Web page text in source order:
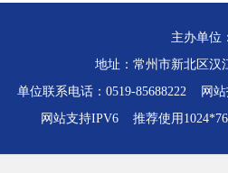
主办单位
地址：常州市新北区
单位联系电话：0519-85688222 网站
网站支持IPV6 推荐使用